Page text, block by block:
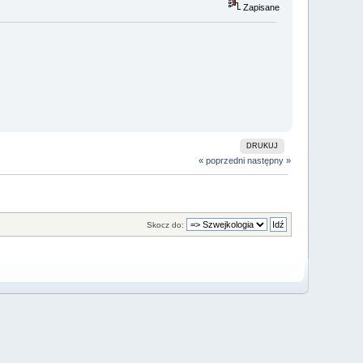
Zapisane
DRUKUJ
« poprzedni następny »
Skocz do: